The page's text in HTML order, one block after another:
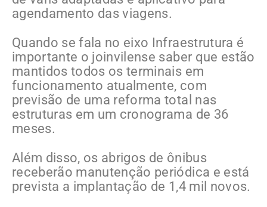
agendamento das viagens.
Quando se fala no eixo Infraestrutura é
importante o joinvilense saber que estão
mantidos todos os terminais em
funcionamento atualmente, com
previsão de uma reforma total nas
estruturas em um cronograma de 36
meses.
Além disso, os abrigos de ônibus
receberão manutenção periódica e está
prevista a implantação de 1,4 mil novos.